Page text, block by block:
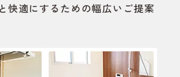
快適にするための幅広いご提案